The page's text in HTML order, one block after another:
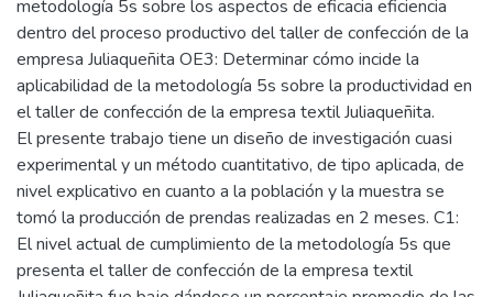
metodología 5s sobre los aspectos de eficacia eficiencia
dentro del proceso productivo del taller de confección de la
empresa Juliaqueñita OE3: Determinar cómo incide la
aplicabilidad de la metodología 5s sobre la productividad en
el taller de confección de la empresa textil Juliaqueñita.
El presente trabajo tiene un diseño de investigación cuasi
experimental y un método cuantitativo, de tipo aplicada, de
nivel explicativo en cuanto a la población y la muestra se
tomó la producción de prendas realizadas en 2 meses. C1:
El nivel actual de cumplimiento de la metodología 5s que
presenta el taller de confección de la empresa textil